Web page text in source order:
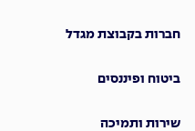
חברות בקבוצת מגדל
ביטוח ופיננסים
שירות ותמיכה